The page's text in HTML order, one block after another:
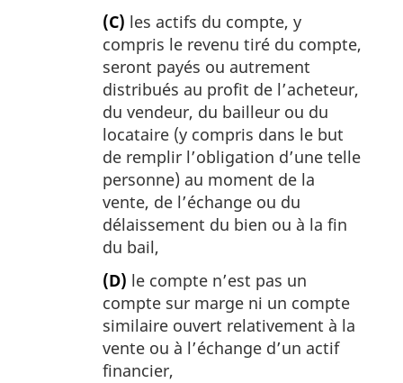
(C) les actifs du compte, y
compris le revenu tiré du compte,
seront payés ou autrement
distribués au profit de l’acheteur,
du vendeur, du bailleur ou du
locataire (y compris dans le but
de remplir l’obligation d’une telle
personne) au moment de la
vente, de l’échange ou du
délaissement du bien ou à la fin
du bail,
(D) le compte n’est pas un
compte sur marge ni un compte
similaire ouvert relativement à la
vente ou à l’échange d’un actif
financier,